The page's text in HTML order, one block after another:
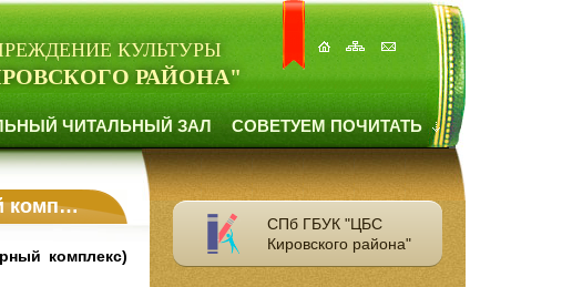
КУЛЬТУРЫ
РАЙОНА"
ЧИТАЛЬНЫЙ ЗАЛ СОВЕТУЕМ ПОЧИТАТЬ
комплекс)
СПб ГБУК "ЦБС
Кировского района"